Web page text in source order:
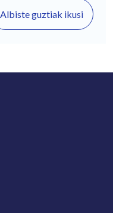
Albiste guztiak ikusi